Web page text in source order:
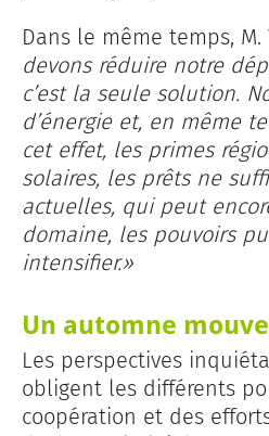
Dans le même temps,
devons réduire notre
c’est la seule solution.
d’énergie et, en même
cet effet, les primes
solaires, les prêts ne
actuelles, qui peut
domaine, les pouvoirs
intensifier.»
Un automne
Les perspectives
obligent les différents
coopération et des